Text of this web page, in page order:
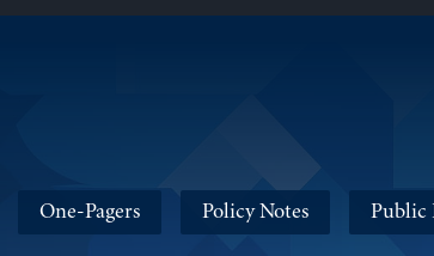
One-Pagers Policy Notes Public